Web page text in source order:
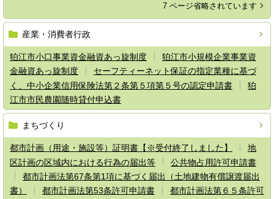
7 ページ省略されています
産業・消費者行政
狛江市小口事業資金融資あっ旋制度
狛江市小規模企業事業資
金融資あっ旋制度
セーフティーネット保証の指定業種に基づ
く、中小企業信用保険法第２条第５項第５号の認定申請書
狛
江市市民農園随時貸付申込書
まちづくり
都市計画（用途・施設等）証明書【※受付終了しました】
地
区計画の区域内における行為の届出等
公共物占用許可申請書
都市計画法第67条第1項に基づく届出（土地建物有償譲渡届出
書）
都市計画法第53条許可申請書
都市計画法第６５条許可